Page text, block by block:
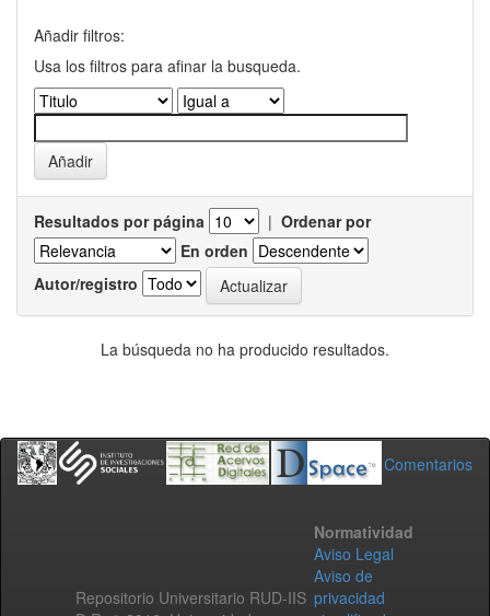
Añadir filtros:
Usa los filtros para afinar la busqueda.
Resultados por página | Ordenar por
En orden
Autor/registro
La búsqueda no ha producido resultados.
Comentarios
Repositorio Universitario RUD-IIS
Normatividad
Aviso Legal
Aviso de
privacidad